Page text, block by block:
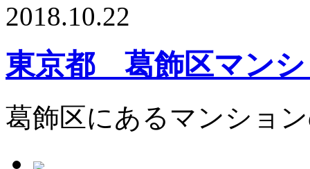
2018.10.22
東京都 葛飾区マン
葛飾区にあるマンショ